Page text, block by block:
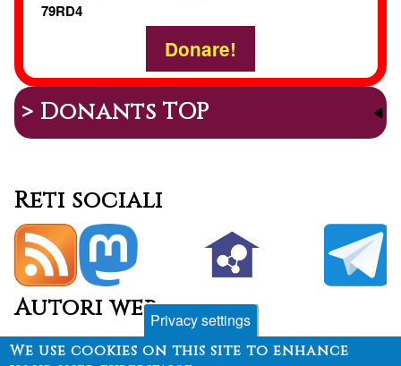
79RD4
Donare!
> Donants TOP
Reti sociali
Autori web
Sheveck &calbasi.net+Drupal
Privacy settings
We use cookies on this site to enhance